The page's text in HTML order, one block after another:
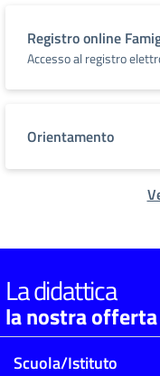
Registro online
Accesso al registro
Orientamento
La didattica
la nostra
Scuola/Istituto